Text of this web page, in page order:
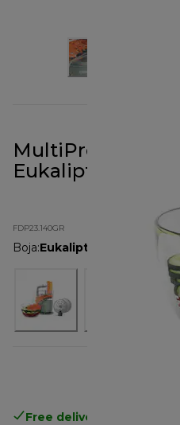
MultiPro Go
Eukaliptus
FDP23.140GR
Boja:Eukaliptus zelena
Free delivery in 1-3 days